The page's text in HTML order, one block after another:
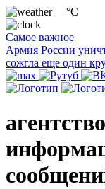
—°C
Самое важное
Армия России
сожгла еще один
агентство